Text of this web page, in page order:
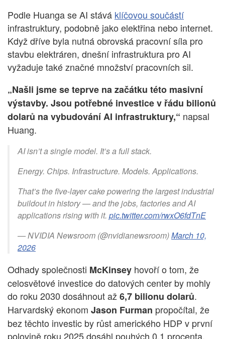
Podle Huanga se AI stává klíčovou součástí
infrastruktury, podobně jako elektřina nebo internet.
Když dříve byla nutná obrovská pracovní síla pro
stavbu elektráren, dnešní infrastruktura pro AI
vyžaduje také značné množství pracovních sil.
„Našli jsme se teprve na začátku této masivní
výstavby. Jsou potřebné investice v řádu bilionů
dolarů na vybudování AI infrastruktury,“ napsal
Huang.
AI isn’t a single model. It’s a full stack.
Energy. Chips. Infrastructure. Models. Applications.
That’s the five-layer cake powering the largest industrial
buildout in history — and the jobs, factories and AI
applications rising with it. pic.twitter.com/rwxO6fdTnE
— NVIDIA Newsroom (@nvidianewsroom)March 10,
2026
Odhady společnosti McKinsey hovoří o tom, že
celosvětové investice do datových center by mohly
do roku 2030 dosáhnout až6,7 bilionu dolarů.
Harvardský ekonom Jason Furman propočítal, že
bez těchto investic by růst amerického HDP v první
polovině roku 2025 dosáhl pouhých 0,1 procenta.